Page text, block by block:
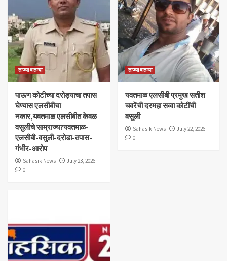
ताज्या बातम्या
पाऊण कोटीच्या दरोड्याचा तपास
घेण्यास एलसीबीचा
नकार,यवतमाळ एलसीबीत केवळ
वसुलीचे साम्राज्य?यवतमाळ-
एलसीबी-वसुली-दरोडा-तपास-
गंभीर-आरोप
Sahasik News
July 23, 2026
0
ताज्या बातम्या
यवतमाळ एलसीबी प्रमुख सतीश
चवरेंची दरमहा सव्वा कोटींची
वसुली
Sahasik News
July 22, 2026
0